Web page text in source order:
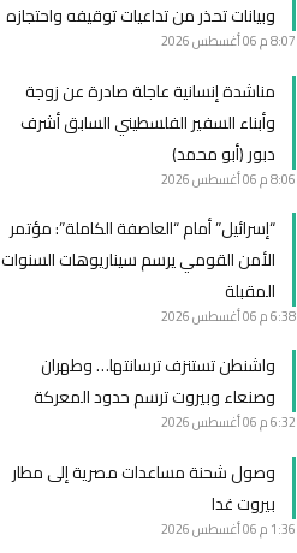
وبيانات تحذر من تداعيات توقيفه واحتجازه
8:07 م 06 أغسطس 2026
مناشدة إنسانية عاجلة صادرة عن زوجة
وأبناء السفير الفلسطيني السابق أشرف
دبور (أبو محمد)
8:06 م 06 أغسطس 2026
“إسرائيل” أمام “العاصفة الكاملة”: مؤتمر
الأمن القومي يرسم سيناريوهات السنوات
المقبلة
6:38 م 06 أغسطس 2026
واشنطن تستنزف ترسانتها… وطهران
وصنعاء وبيروت ترسم حدود المعركة
6:32 م 06 أغسطس 2026
وصول شحنة مساعدات مصرية إلى مطار
بيروت غدا
1:36 م 06 أغسطس 2026